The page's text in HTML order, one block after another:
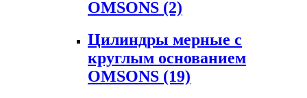
OMSONS (2)
Цилиндры мерные с
круглым основанием
OMSONS (19)